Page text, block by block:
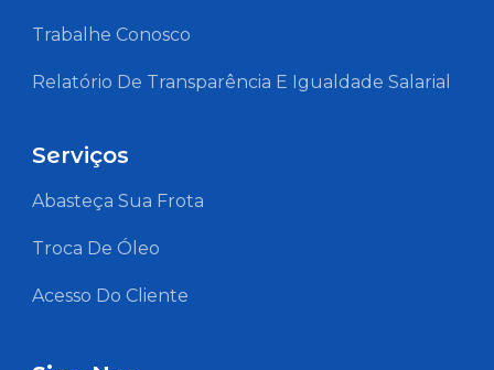
Trabalhe Conosco
Relatório De Transparência E Igualdade Salarial
Serviços
Abasteça Sua Frota
Troca De Óleo
Acesso Do Cliente